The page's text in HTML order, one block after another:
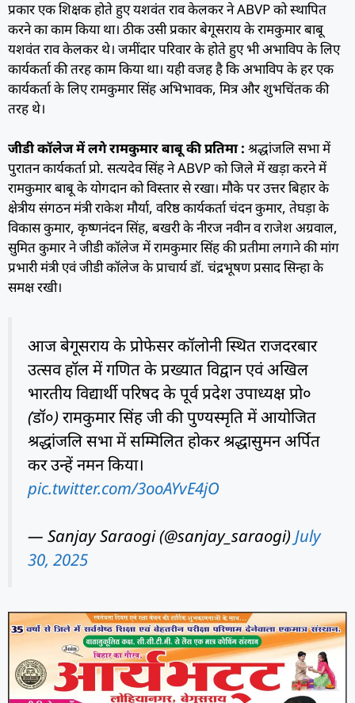
प्रकार एक शिक्षक होते हुए यशवंत राव केलकर ने ABVP को स्थापित
करने का काम किया था। ठीक उसी प्रकार बेगूसराय के रामकुमार बाबू
यशवंत राव केलकर थे। जमींदार परिवार के होते हुए भी अभाविप के लिए
कार्यकर्ता की तरह काम किया था। यही वजह है कि अभाविप के हर एक
कार्यकर्ता के लिए रामकुमार सिंह अभिभावक, मित्र और शुभचिंतक की
तरह थे।
जीडी कॉलेज में लगे रामकुमार बाबू की प्रतिमा : श्रद्धांजलि सभा में
पुरातन कार्यकर्ता प्रो. सत्यदेव सिंह ने ABVP को जिले में खड़ा करने में
रामकुमार बाबू के योगदान को विस्तार से रखा। मौके पर उत्तर बिहार के
क्षेत्रीय संगठन मंत्री राकेश मौर्या, वरिष्ठ कार्यकर्ता चंदन कुमार, तेघड़ा के
विकास कुमार, कृष्णनंदन सिंह, बखरी के नीरज नवीन व राजेश अग्रवाल,
सुमित कुमार ने जीडी कॉलेज में रामकुमार सिंह की प्रतीमा लगाने की मांग
प्रभारी मंत्री एवं जीडी कॉलेज के प्राचार्य डॉ. चंद्रभूषण प्रसाद सिन्हा के
समक्ष रखी।
आज बेगूसराय के प्रोफेसर कॉलोनी स्थित राजदरबार
उत्सव हॉल में गणित के प्रख्यात विद्वान एवं अखिल
भारतीय विद्यार्थी परिषद के पूर्व प्रदेश उपाध्यक्ष प्रो०
(डॉ०) रामकुमार सिंह जी की पुण्यस्मृति में आयोजित
श्रद्धांजलि सभा में सम्मिलित होकर श्रद्धासुमन अर्पित
कर उन्हें नमन किया।
pic.twitter.com/3ooAYvE4jO
— Sanjay Saraogi (@sanjay_saraogi) July
30, 2025